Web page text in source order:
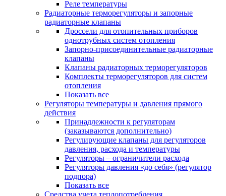
Реле температуры
Радиаторные терморегуляторы и запорные
радиаторные клапаны
Дроссели для отопительных приборов
однотрубных систем отопления
Запорно-присоединительные радиаторные
клапаны
Клапаны радиаторных терморегуляторов
Комплекты терморегуляторов для систем
отопления
Показать все
Регуляторы температуры и давления прямого
действия
Принадлежности к регуляторам
(заказываются дополнительно)
Регулирующие клапаны для регуляторов
давления, расхода и температуры
Регуляторы – ограничители расхода
Регуляторы давления «до себя» (регулятор
подпора)
Показать все
Средства учета теплопотребления